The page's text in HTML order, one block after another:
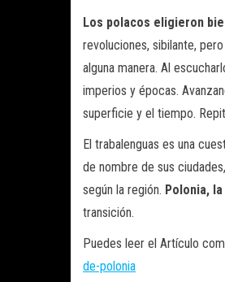
Los polacos eligieron
revoluciones, sibilante,
alguna manera. Al
imperios y épocas.
superficie y el tiempo.
El trabalenguas es una
de nombre de sus
según la región. Polonia,
transición.
Puedes leer el Artículo
de-polonia